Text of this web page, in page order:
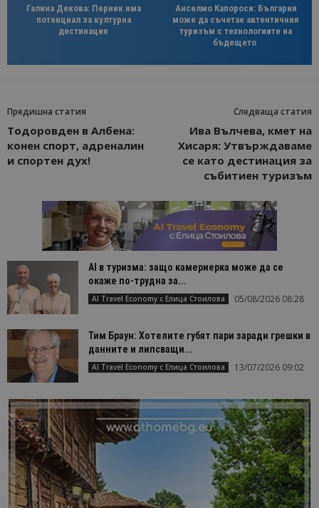
Галина Декова: Перник има
потенциал за културна
дестинация
Анселмо Капороси: България
може да съчетае автентичния
туризъм с технологиите на
бъдещето
Предишна статия
Тодоровден в Албена:
конен спорт, адреналин
и спортен дух!
Следваща статия
Ива Вълчева, кмет на
Хисаря: Утвърждаваме
се като дестинация за
събитиен туризъм
AI в туризма: защо камериерка може да се
окаже по-трудна за...
AI Travel Economy с Елица Стоилова 05/08/2026 08:28
Тим Браун: Хотелите губят пари заради грешки в
данните и липсващи...
AI Travel Economy с Елица Стоилова 13/07/2026 09:02